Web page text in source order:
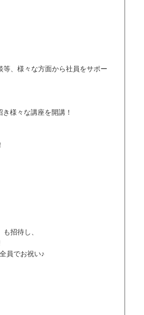
、様々な方面から社員をサポー
様々な講座を開講！
招待し、
員でお祝い♪